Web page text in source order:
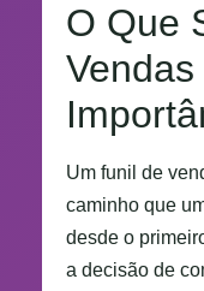
O Que
Um funil de
caminho que
desde o
a decisão de